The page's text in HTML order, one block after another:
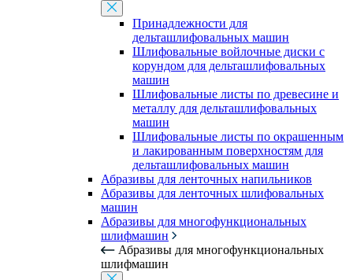
Принадлежности для
дельташлифовальных машин
Шлифовальные войлочные диски с
корундом для дельташлифовальных
машин
Шлифовальные листы по древесине и
металлу для дельташлифовальных
машин
Шлифовальные листы по окрашенным
и лакированным поверхностям для
дельташлифовальных машин
Абразивы для ленточных напильников
Абразивы для ленточных шлифовальных
машин
Абразивы для многофункциональных
шлифмашин
Абразивы для многофункциональных
шлифмашин